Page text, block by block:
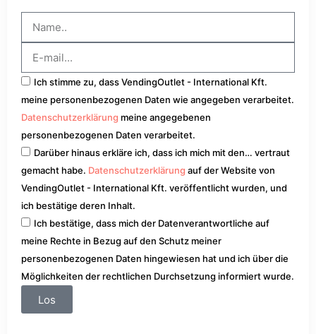
Ich stimme zu, dass VendingOutlet - International Kft.
meine personenbezogenen Daten wie angegeben verarbeitet.
Datenschutzerklärung meine angegebenen
personenbezogenen Daten verarbeitet.
Darüber hinaus erkläre ich, dass ich mich mit den… vertraut
gemacht habe. Datenschutzerklärung auf der Website von
VendingOutlet - International Kft. veröffentlicht wurden, und
ich bestätige deren Inhalt.
Ich bestätige, dass mich der Datenverantwortliche auf
meine Rechte in Bezug auf den Schutz meiner
personenbezogenen Daten hingewiesen hat und ich über die
Möglichkeiten der rechtlichen Durchsetzung informiert wurde.
Los